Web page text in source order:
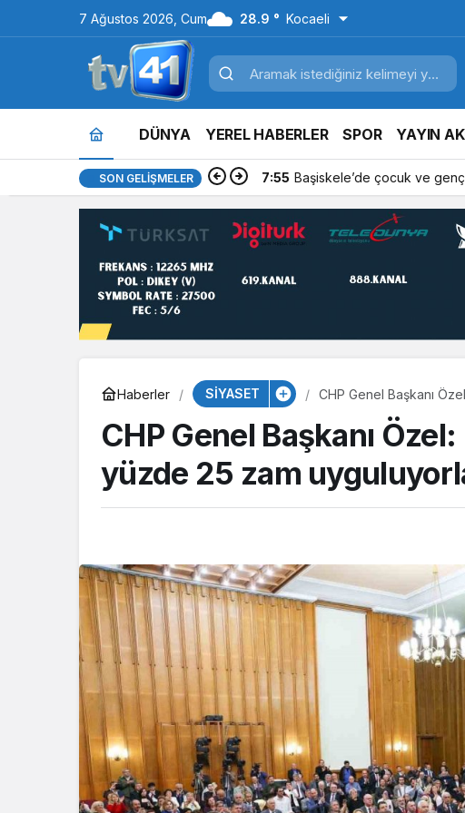
7 Ağustos 2026, Cum 28.9 ° Kocaeli
DÜNYA YEREL HABERLER SPOR YAYIN
SON GELIŞMELER 7:55 Başiskele’de çocuk ve
Haberler SİYASET CHP Genel Başkanı
CHP Genel Başkanı
yüzde 25 zam
Kent Meydanı
yeni aşama
TOP20HABER
Başiskele’de çocuk ve
gençlere değerler
veriliyor